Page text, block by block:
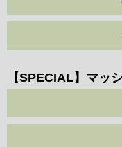
【SPECIAL】マッ